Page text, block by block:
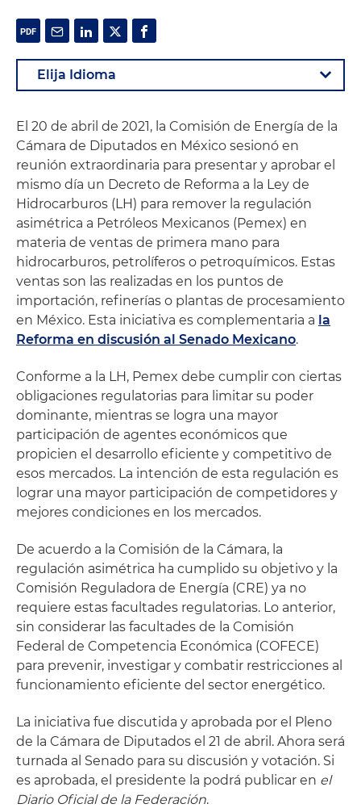
El 20 de abril de 2021, la Comisión de Energía de la
Cámara de Diputados en México sesionó en
reunión extraordinaria para presentar y aprobar el
mismo día un Decreto de Reforma a la Ley de
Hidrocarburos (LH) para remover la regulación
asimétrica a Petróleos Mexicanos (Pemex) en
materia de ventas de primera mano para
hidrocarburos, petrolíferos o petroquímicos. Estas
ventas son las realizadas en los puntos de
importación, refinerías o plantas de procesamiento
en México. Esta iniciativa es complementaria a la
Reforma en discusión al Senado Mexicano.
Conforme a la LH, Pemex debe cumplir con ciertas
obligaciones regulatorias para limitar su poder
dominante, mientras se logra una mayor
participación de agentes económicos que
propicien el desarrollo eficiente y competitivo de
esos mercados. La intención de esta regulación es
lograr una mayor participación de competidores y
mejores condiciones en los mercados.
De acuerdo a la Comisión de la Cámara, la
regulación asimétrica ha cumplido su objetivo y la
Comisión Reguladora de Energía (CRE) ya no
requiere estas facultades regulatorias. Lo anterior,
sin considerar las facultades de la Comisión
Federal de Competencia Económica (COFECE)
para prevenir, investigar y combatir restricciones al
funcionamiento eficiente del sector energético.
La iniciativa fue discutida y aprobada por el Pleno
de la Cámara de Diputados el 21 de abril. Ahora será
turnada al Senado para su discusión y votación. Si
es aprobada, el presidente la podrá publicar en el
Diario Oficial de la Federación.